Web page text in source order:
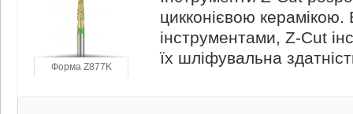
Форма Z877K
цикконієвою керамікою.
інструментами, Z-Cut
їх шліфувальна